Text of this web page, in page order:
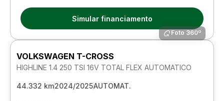
Simular financiamento
Foto 360º
VOLKSWAGEN T-CROSS
HIGHLINE 1.4 250 TSI 16V TOTAL FLEX AUTOMATICO
44.332 km2024/2025AUTOMAT.